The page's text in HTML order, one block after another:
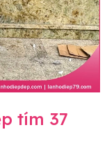
tím 37